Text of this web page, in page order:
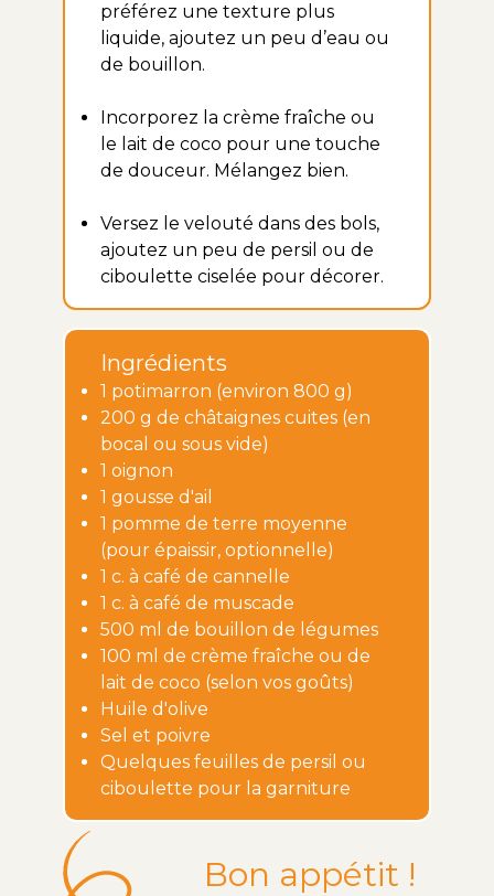
préférez une texture plus
liquide, ajoutez un peu d’eau ou
de bouillon.
Incorporez la crème fraîche ou
le lait de coco pour une touche
de douceur. Mélangez bien.
Versez le velouté dans des bols,
ajoutez un peu de persil ou de
ciboulette ciselée pour décorer.
Ingrédients
1 potimarron (environ 800 g)
200 g de châtaignes cuites (en
bocal ou sous vide)
1 oignon
1 gousse d'ail
1 pomme de terre moyenne
(pour épaissir, optionnelle)
1 c. à café de cannelle
1 c. à café de muscade
500 ml de bouillon de légumes
100 ml de crème fraîche ou de
lait de coco (selon vos goûts)
Huile d'olive
Sel et poivre
Quelques feuilles de persil ou
ciboulette pour la garniture
Bon appétit !